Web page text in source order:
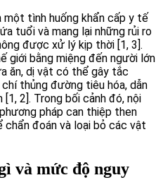
tình huống khẩn cấp y tế
tuổi và mang lại những rủi ro
được xử lý kịp thời [1, 3].
giới bằng miệng đến người lớn
ăn, dị vật có thể gây tắc
thủng đường tiêu hóa, dẫn
2]. Trong bối cảnh đó, nội
pháp can thiệp then
chẩn đoán và loại bỏ các vật
và mức độ nguy